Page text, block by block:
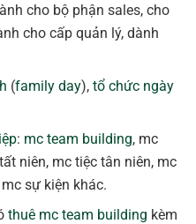
cho bộ phận sales, cho
cho cấp quản lý, dành
(family day),tổ chức ngày
: mc team building, mc
niên, mc tiệc tân niên, mc
sự kiện khác.
thuê mc team building kèm